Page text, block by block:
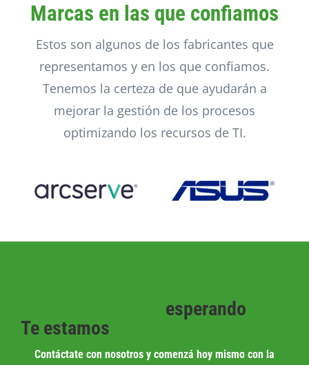
Marcas en las que confiamos
Estos son algunos de los fabricantes que
representamos y en los que confiamos.
Tenemos la certeza de que ayudarán a
mejorar la gestión de los procesos
optimizando los recursos de TI.
Te estamos
esperando
Contáctate con nosotros y comenzá hoy mismo con la